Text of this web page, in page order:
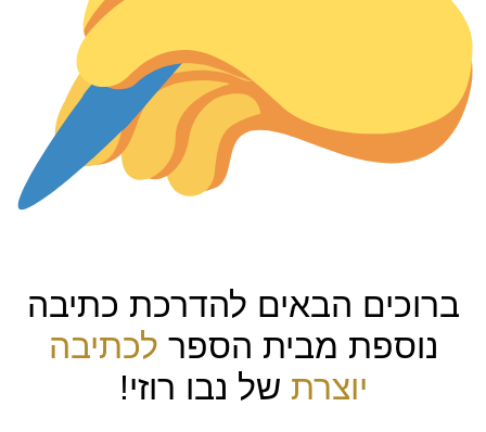
ברוכים הבאים להדרכת כתיבה
נוספת מבית הספר לכתיבה
יוצרת של נבו רוזי!